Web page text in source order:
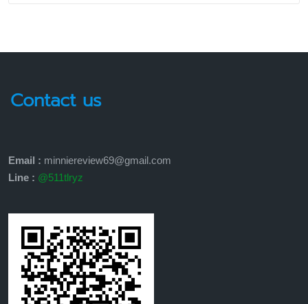
Contact us
Email : minniereview69@gmail.com
Line : @511tlryz